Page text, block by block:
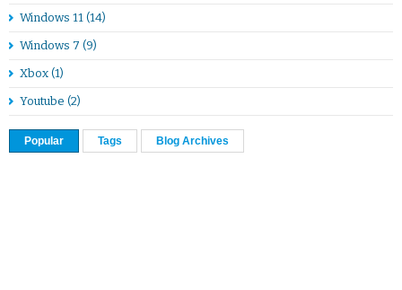
Windows 11 (14)
Windows 7 (9)
Xbox (1)
Youtube (2)
Popular Tags Blog Archives